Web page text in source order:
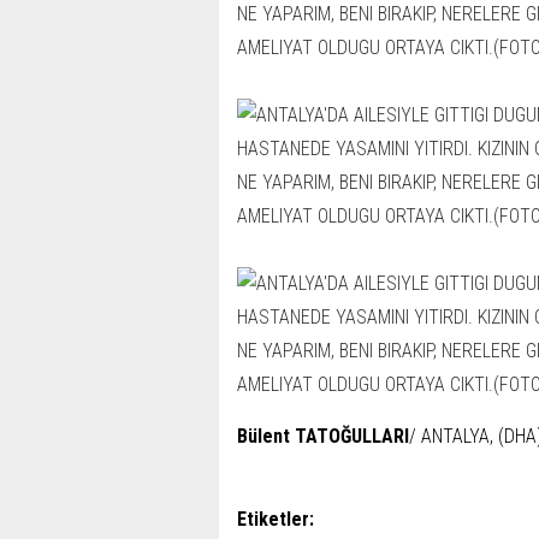
Bülent TATOĞULLARI/ ANTALYA,
Etiketler: